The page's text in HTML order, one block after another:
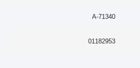
A-71340
01182953